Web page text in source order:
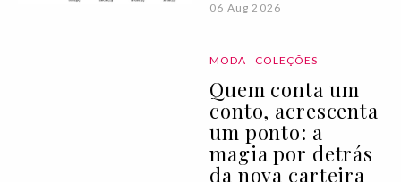
06 Aug 2026
MODA COLEÇÕES
Quem conta um
conto, acrescenta
um ponto: a
magia por detrás
da nova carteira